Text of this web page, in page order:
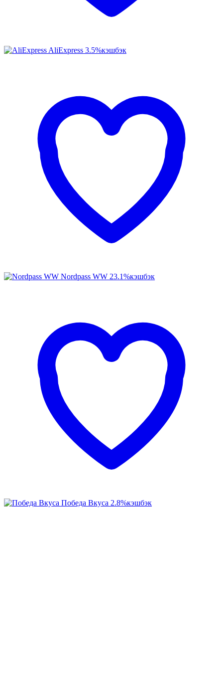
AliExpress 3.5%кэшбэк
Nordpass WW 23.1%кэшбэк
Победа Вкуса 2.8%кэшбэк